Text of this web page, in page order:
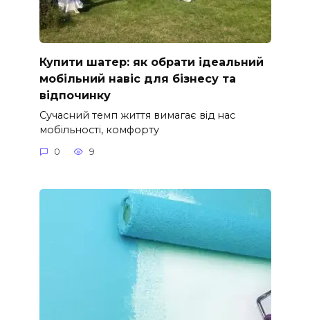
Купити шатер: як обрати ідеальний
мобільний навіс для бізнесу та
відпочинку
Сучасний темп життя вимагає від нас
мобільності, комфорту
0 9